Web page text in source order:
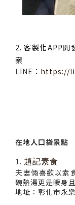
2. 客製化APP開
案
LINE： https://
在地人口袋景點
1. 趙記素食
夫妻倆喜歡以素
碗熱湯更是暖身
地址：彰化市永